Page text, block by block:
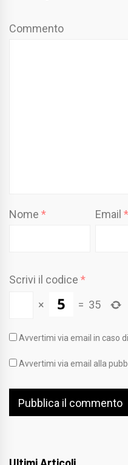
Commento
Nome * Email*
Scrivi il codice *
×
= 35
Avvertimi via email in caso
Avvertimi via email alla
Ultimi Articoli